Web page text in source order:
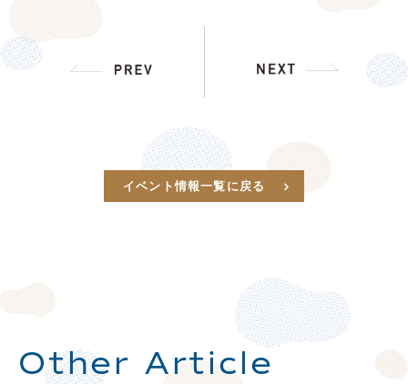
イベント情報一覧に戻る
Other Article